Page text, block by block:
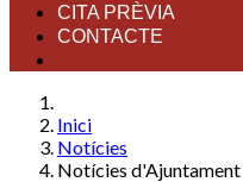
CITA PRÈVIA
CONTACTE
Inici
Notícies
Notícies d'Ajuntament